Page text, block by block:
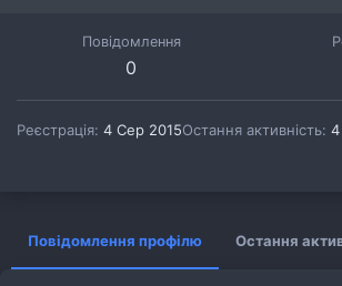
Повідомлення
0
Реєстрація 4 Сер 2015Остання активність
Повідомлення профілю Остання